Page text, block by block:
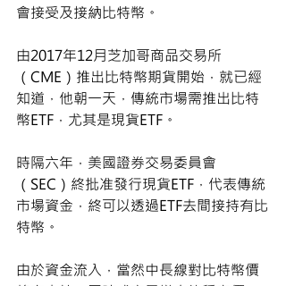
會接受及接納比特幣。
由2017年12月芝加哥商品交易所
（CME）推出比特幣期貨開始，就已經
知道，他朝一天，傳統市場需推出比特
幣ETF，尤其是現貨ETF。
時隔六年，美國證券交易委員會
（SEC）終批准發行現貨ETF，代表傳統
市場資金，終可以透過ETF去間接持有比
特幣。
由於資金流入，當然中長線對比特幣價